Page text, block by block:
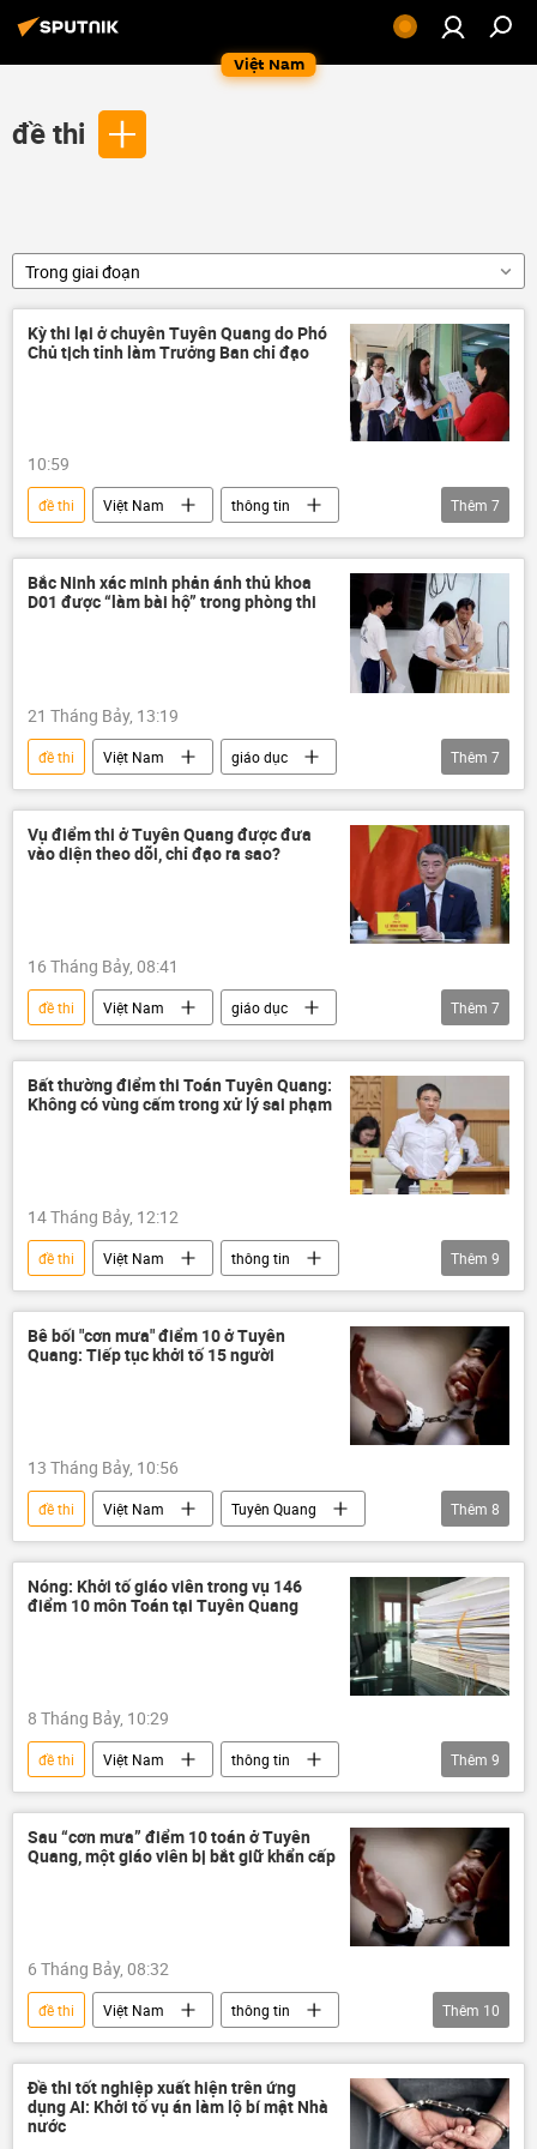
Việt Nam
đề thi
Trong giai đoạn
Kỳ thi lại ở chuyên Tuyên Quang do Phó
Chủ tịch tỉnh làm Trưởng Ban chỉ đạo
10:59
đề thi Việt Nam
thông tin
giáo dục
Bộ Giáo dục và Đào Tạo
học sinh
gian lận thi cử
điểm thi
Kỳ thi tốt nghiệp THPT tại Việt Nam
thi cử
Thêm 7
Bắc Ninh xác minh phản ánh thủ khoa
D01 được “làm bài hộ” trong phòng thi
21 Tháng Bảy, 13:19
đề thi Việt Nam
giáo dục
Bộ Giáo dục và Đào Tạo
giáo viên
gian lận thi cử
Kỳ thi tốt nghiệp THPT tại Việt Nam
Thêm 7
Vụ điểm thi ở Tuyên Quang được đưa
vào diện theo dõi, chỉ đạo ra sao?
16 Tháng Bảy, 08:41
đề thi Việt Nam
giáo dục
gian lận thi cử
Kỳ thi tốt nghiệp THPT tại Việt Nam
thi cử
điểm thi
Thủ tướng
Thêm 7
Bất thường điểm thi Toán Tuyên Quang:
Không có vùng cấm trong xử lý sai phạm
14 Tháng Bảy, 12:12
đề thi Việt Nam
thông tin
Chính phủ
Thủ tướng
Pháp luật
Tuyên Quang
cuộc thi
gian lận thi cử
kỳ thi THPT
Thêm 9
Bê bối "cơn mưa" điểm 10 ở Tuyên
Quang: Tiếp tục khởi tố 15 người
13 Tháng Bảy, 10:56
đề thi Việt Nam
Tuyên Quang
Bộ Giáo dục và Đào Tạo
an ninh
An ninh thông tin
thi cử
gian lận thi cử
kỳ thi THPT
Thêm 8
Nóng: Khởi tố giáo viên trong vụ 146
điểm 10 môn Toán tại Tuyên Quang
8 Tháng Bảy, 10:29
đề thi Việt Nam
thông tin
công an
Bộ Công an Việt Nam
điều tra
Tuyên Quang
Pháp luật
gian lận thi cử
thi cử
Thêm 9
Sau “cơn mưa” điểm 10 toán ở Tuyên
Quang, một giáo viên bị bắt giữ khẩn cấp
6 Tháng Bảy, 08:32
đề thi Việt Nam
thông tin
Tuyên Quang
giáo dục
Bộ Giáo dục và Đào Tạo
Pháp luật
vi phạm
học sinh
giáo viên
Thêm 10
Đề thi tốt nghiệp xuất hiện trên ứng
dụng AI: Khởi tố vụ án làm lộ bí mật Nhà
nước